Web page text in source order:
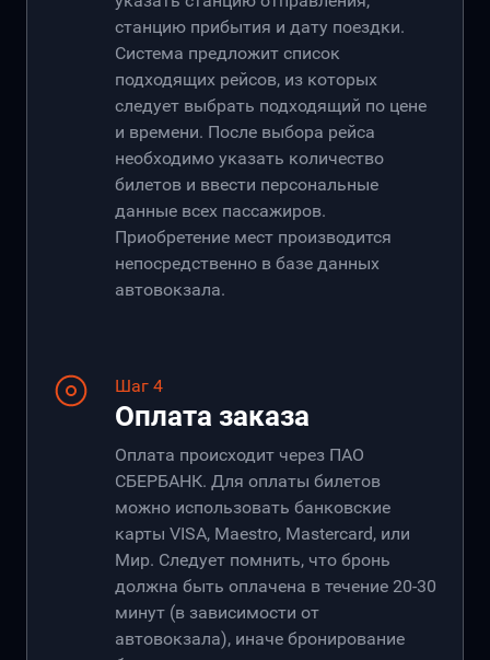
станцию прибытия и дату поездки.
Система предложит список
подходящих рейсов, из которых
следует выбрать подходящий по цене
и времени. После выбора рейса
необходимо указать количество
билетов и ввести персональные
данные всех пассажиров.
Приобретение мест производится
непосредственно в базе данных
автовокзала.
Шаг 4
Оплата заказа
Оплата происходит через ПАО
СБЕРБАНК. Для оплаты билетов
можно использовать банковские
карты VISA, Maestro, Mastercard, или
Мир. Следует помнить, что бронь
должна быть оплачена в течение 20-30
минут (в зависимости от
автовокзала), иначе бронирование